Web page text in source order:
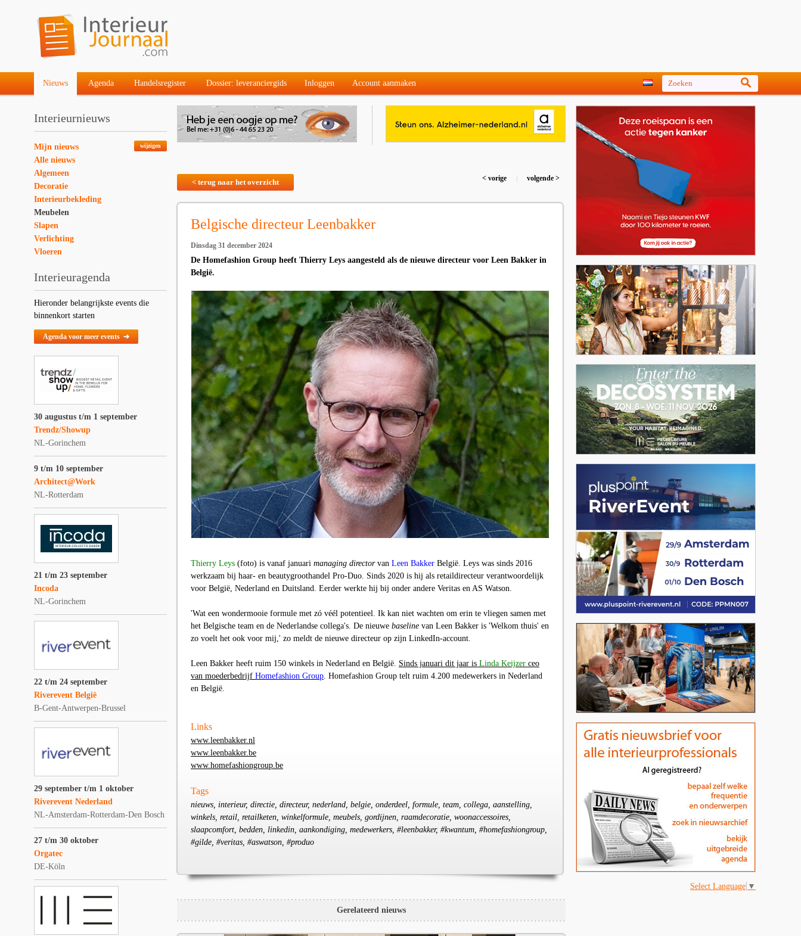
Nieuws Agenda Handelsregister Dossier: leveranciergids Inloggen Account aanmaken
Interieurnieuws
wijzigen
Mijn nieuws
Alle nieuws
Algemeen
Decoratie
Interieurbekleding
Meubelen
Slapen
Verlichting
Vloeren
Interieuragenda
Hieronder belangrijkste events die
binnenkort starten
Agenda voor meer events ➔
30 augustus t/m 1 september
Trendz/Showup
NL-Gorinchem
9 t/m 10 september
Architect@Work
NL-Rotterdam
21 t/m 23 september
Incoda
NL-Gorinchem
22 t/m 24 september
Riverevent België
B-Gent-Antwerpen-Brussel
29 september t/m 1 oktober
Riverevent Nederland
NL-Amsterdam-Rotterdam-Den Bosch
27 t/m 30 oktober
Orgatec
DE-Köln
< terug naar het overzicht < vorige volgende >
Belgische directeur Leenbakker
Dinsdag 31 december 2024
De Homefashion Group heeft Thierry Leys aangesteld als de nieuwe directeur voor Leen Bakker in
België.
Thierry Leys (foto) is vanaf januari managing directorvan Leen Bakker België. Leys was sinds 2016
werkzaam bij haar- en beautygroothandel Pro-Duo. Sinds 2020 is hij als retaildirecteur verantwoordelijk
voor België, Nederland en Duitsland. Eerder werkte hij bij onder andere Veritas en AS Watson.
'Wat een wondermooie formule met zó véél potentieel. Ik kan niet wachten om erin te vliegen samen met
het Belgische team en de Nederlandse collega's. De nieuwe baseline van Leen Bakker is 'Welkom thuis' en
zo voelt het ook voor mij,' zo meldt de nieuwe directeur op zijn LinkedIn-account.
Leen Bakker heeft ruim 150 winkels in Nederland en België. Sinds januari dit jaar is Linda Keijzer ceo
van moederbedrijf Homefashion Group. Homefashion Group telt ruim 4.200 medewerkers in Nederland
en België.
Links
www.leenbakker.nl
www.leenbakker.be
www.homefashiongroup.be
Tags
nieuws, interieur, directie, directeur, nederland, belgie, onderdeel, formule, team, collega, aanstelling,
winkels, retail, retailketen, winkelformule, meubels, gordijnen, raamdecoratie, woonaccessoires,
slaapcomfort, bedden, linkedin, aankondiging, medewerkers, #leenbakker, #kwantum, #homefashiongroup,
#gilde, #veritas, #aswatson, #produo
Gerelateerd nieuws
Select Language ▼